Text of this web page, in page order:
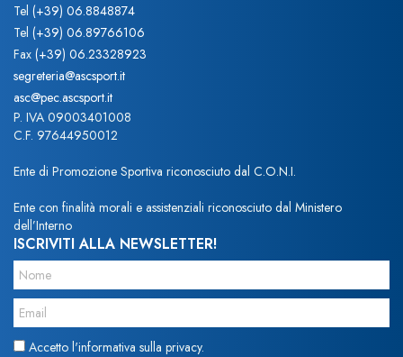
Tel (+39) 06.8848874
Tel (+39) 06.89766106
Fax (+39) 06.23328923
segreteria@ascsport.it
asc@pec.ascsport.it
P. IVA 09003401008
C.F. 97644950012
Ente di Promozione Sportiva riconosciuto dal C.O.N.I.
Ente con finalità morali e assistenziali riconosciuto dal Ministero
dell’Interno
ISCRIVITI ALLA NEWSLETTER!
Accetto l'informativa sulla privacy.